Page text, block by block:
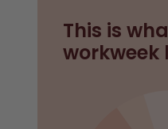
This is
workweek